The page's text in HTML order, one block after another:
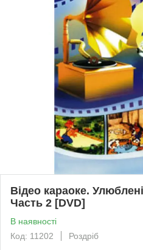
Відео караоке.
Часть 2 [DVD]
В наявності
Код: 11202
Роздріб